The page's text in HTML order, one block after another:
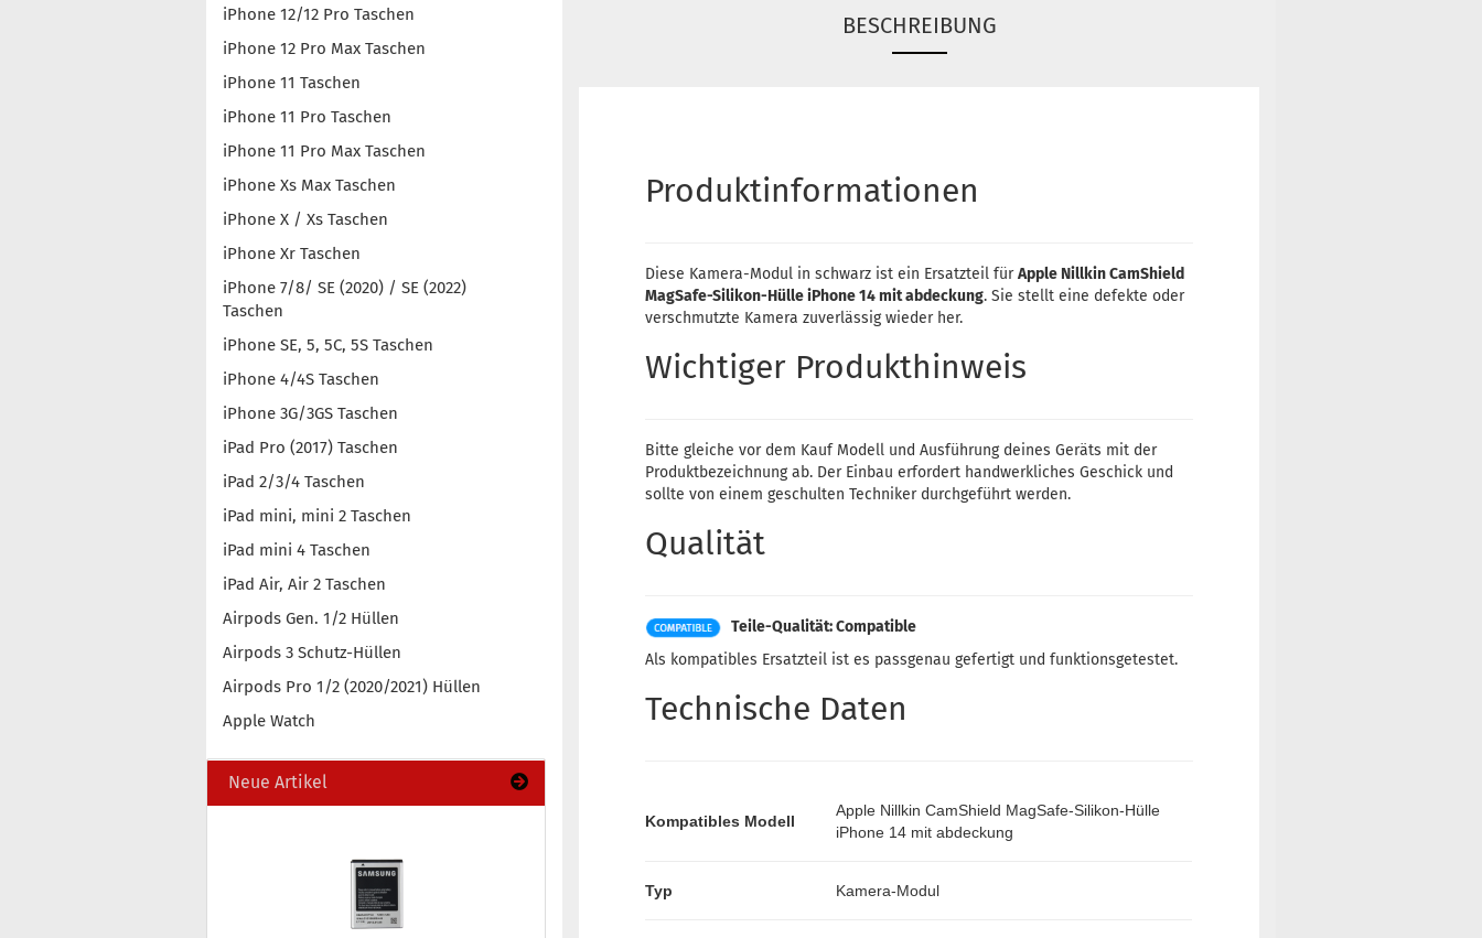
BESCHREIBUNG
Produktinformationen
Diese Kamera-Modul in schwarz ist ein Ersatzteil fürApple Nillkin CamShield
MagSafe-Silikon-Hülle iPhone 14 mit abdeckung. Sie stellt eine defekte oder
verschmutzte Kamera zuverlässig wieder her.
Wichtiger Produkthinweis
Bitte gleiche vor dem Kauf Modell und Ausführung deines Geräts mit der
Produktbezeichnung ab. Der Einbau erfordert handwerkliches Geschick und
sollte von einem geschulten Techniker durchgeführt werden.
Qualität
Teile-Qualität: Compatible
Als kompatibles Ersatzteil ist es passgenau gefertigt und funktionsgetestet.
Technische Daten
Kompatibles Modell
Apple Nillkin CamShield MagSafe-Silikon-Hülle
iPhone 14 mit abdeckung
Typ Kamera-Modul
iPhone 12/12 Pro Taschen
iPhone 12 Pro Max Taschen
iPhone 11 Taschen
iPhone 11 Pro Taschen
iPhone 11 Pro Max Taschen
iPhone Xs Max Taschen
iPhone X / Xs Taschen
iPhone Xr Taschen
iPhone 7/8/ SE (2020) / SE (2022)
Taschen
iPhone SE, 5, 5C, 5S Taschen
iPhone 4/4S Taschen
iPhone 3G/3GS Taschen
iPad Pro (2017) Taschen
iPad 2/3/4 Taschen
iPad mini, mini 2 Taschen
iPad mini 4 Taschen
iPad Air, Air 2 Taschen
Airpods Gen. 1/2 Hüllen
Airpods 3 Schutz-Hüllen
Airpods Pro 1/2 (2020/2021) Hüllen
Apple Watch
Neue Artikel